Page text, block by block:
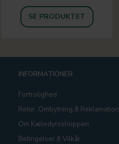
SE PRODUKTET
INFORMATIONER
Fortrolighed
Retur, Ombytning & Reklamation
Om Kæledyrsshoppen
Betingelser & Vilkår